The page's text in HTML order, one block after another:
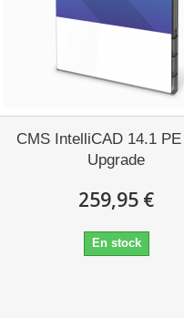
CMS IntelliCAD 14.1
Upgrade
259,95 €
En stock